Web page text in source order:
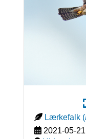
Lærkefalk (
2021-05-21